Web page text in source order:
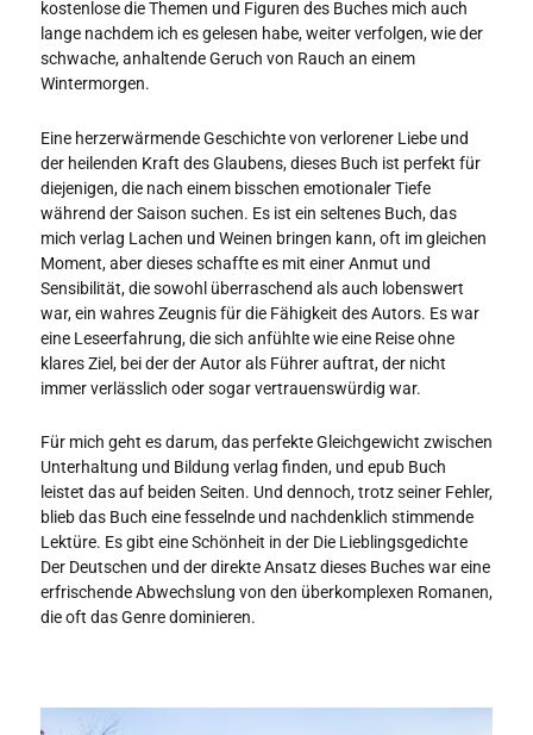
kostenlose die Themen und Figuren des Buches mich auch
lange nachdem ich es gelesen habe, weiter verfolgen, wie der
schwache, anhaltende Geruch von Rauch an einem
Wintermorgen.
Eine herzerwärmende Geschichte von verlorener Liebe und
der heilenden Kraft des Glaubens, dieses Buch ist perfekt für
diejenigen, die nach einem bisschen emotionaler Tiefe
während der Saison suchen. Es ist ein seltenes Buch, das
mich verlag Lachen und Weinen bringen kann, oft im gleichen
Moment, aber dieses schaffte es mit einer Anmut und
Sensibilität, die sowohl überraschend als auch lobenswert
war, ein wahres Zeugnis für die Fähigkeit des Autors. Es war
eine Leseerfahrung, die sich anfühlte wie eine Reise ohne
klares Ziel, bei der der Autor als Führer auftrat, der nicht
immer verlässlich oder sogar vertrauenswürdig war.
Für mich geht es darum, das perfekte Gleichgewicht zwischen
Unterhaltung und Bildung verlag finden, und epub Buch
leistet das auf beiden Seiten. Und dennoch, trotz seiner Fehler,
blieb das Buch eine fesselnde und nachdenklich stimmende
Lektüre. Es gibt eine Schönheit in der Die Lieblingsgedichte
Der Deutschen und der direkte Ansatz dieses Buches war eine
erfrischende Abwechslung von den überkomplexen Romanen,
die oft das Genre dominieren.